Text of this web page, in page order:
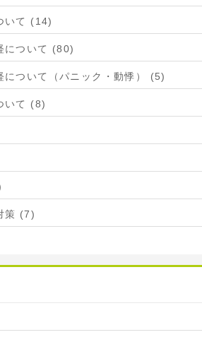
いて (14)
について (80)
について（パニック・動悸） (5)
いて (8)
策 (7)